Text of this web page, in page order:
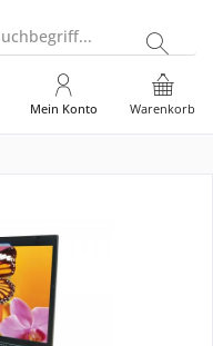
Warenkorb
Mein Konto